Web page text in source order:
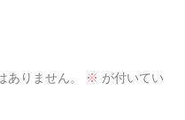
りません。 ※ が付いてい